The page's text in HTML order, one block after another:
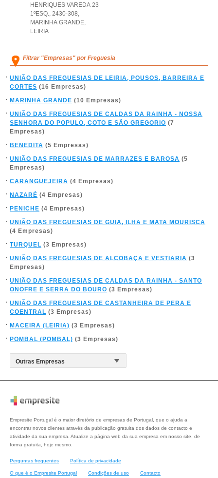
HENRIQUES VAREDA 23
1ºESQ., 2430-308,
MARINHA GRANDE,
LEIRIA
Filtrar "Empresas" por Freguesia
UNIÃO DAS FREGUESIAS DE LEIRIA, POUSOS, BARREIRA E
CORTES (16 Empresas)
MARINHA GRANDE (10 Empresas)
UNIÃO DAS FREGUESIAS DE CALDAS DA RAINHA - NOSSA
SENHORA DO POPULO, COTO E SÃO GREGORIO (7
Empresas)
BENEDITA (5 Empresas)
UNIÃO DAS FREGUESIAS DE MARRAZES E BAROSA (5
Empresas)
CARANGUEJEIRA (4 Empresas)
NAZARÉ (4 Empresas)
PENICHE (4 Empresas)
UNIÃO DAS FREGUESIAS DE GUIA, ILHA E MATA MOURISCA
(4 Empresas)
TURQUEL (3 Empresas)
UNIÃO DAS FREGUESIAS DE ALCOBAÇA E VESTIARIA (3
Empresas)
UNIÃO DAS FREGUESIAS DE CALDAS DA RAINHA - SANTO
ONOFRE E SERRA DO BOURO (3 Empresas)
UNIÃO DAS FREGUESIAS DE CASTANHEIRA DE PERA E
COENTRAL (3 Empresas)
MACEIRA (LEIRIA) (3 Empresas)
POMBAL (POMBAL) (3 Empresas)
Empresite Portugal é o maior diretório de empresas de Portugal, que o ajuda a
encontrar novos clientes através da publicação gratuita dos dados de contacto e
atividade da sua empresa. Atualize a página web da sua empresa em nosso site, de
forma gratuita, hoje mesmo.
Perguntas frequentes Política de privacidade
O que é o Empresite Portugal Condições de uso Contacto